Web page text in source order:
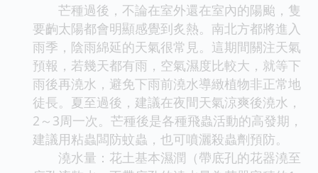
芒種過後，不論在室外還在室內的陽颱，隻
要齣太陽都會明顯感覺到炙熱。南北方都將進入
雨季，陰雨綿延的天氣很常見。這期間關注天氣
預報，若幾天都有雨，空氣濕度比較大，就等下
雨後再澆水，避免下雨前澆水導緻植物非正常地
徒長。夏至過後，建議在夜間天氣涼爽後澆水，
2～3周一次。芒種後是各種飛蟲活動的高發期，
建議用粘蟲闆防蚊蟲，也可噴灑殺蟲劑預防。
澆水量：花土基本濕潤（帶底孔的花器澆至